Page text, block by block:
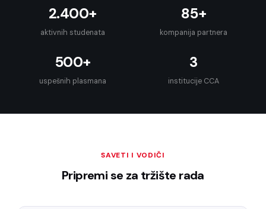
2.400+
aktivnih studenata
85+
kompanija partnera
500+
uspešnih plasmana
3
institucije CCA
SAVETI I VODIČI
Pripremi se za tržište rada